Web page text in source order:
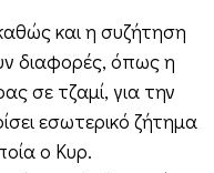
και η συζήτηση
διαφορές, όπως η
σε τζαμί, για την
εσωτερικό ζήτημα
ο Κυρ.